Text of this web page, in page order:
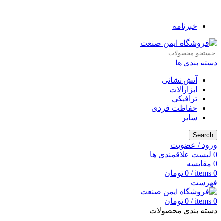
خبرنامه
دسته بندی ها
آتش نشانی
ابزارآلات
ترافیکی
حفاظت فردی
سایر
Search
ورود / عضویت
0 لیست علاقمندی ها
0 مقایسه
0
items
/
0 تومان
فهرست
0
items
/
0 تومان
دسته بندی محصولات